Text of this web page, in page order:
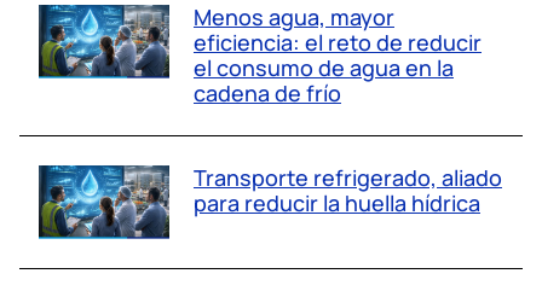
Menos agua, mayor
eficiencia: el reto de reducir
el consumo de agua en la
cadena de frío
Transporte refrigerado, aliado
para reducir la huella hídrica